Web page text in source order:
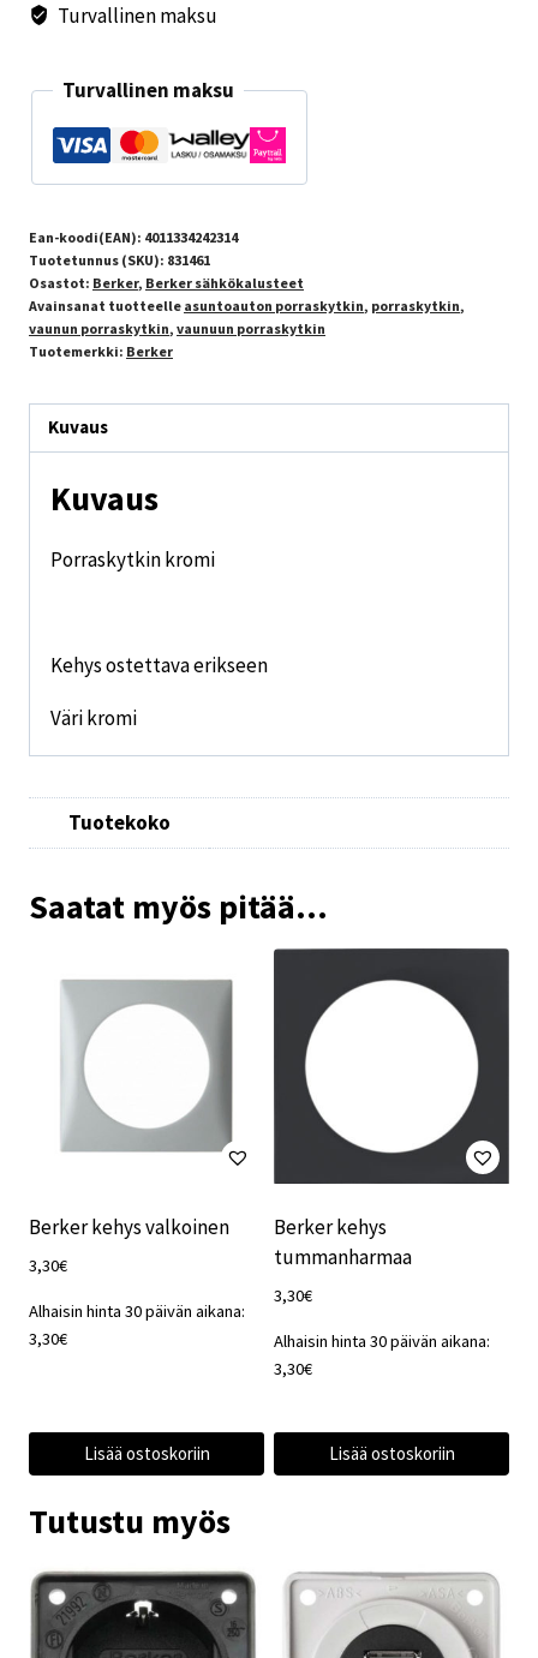
Turvallinen maksu
Turvallinen maksu
Ean-koodi(EAN): 4011334242314
Tuotetunnus (SKU): 831461
Osastot: Berker, Berker sähkökalusteet
Avainsanat tuotteelle asuntoauton porraskytkin, porraskytkin,
vaunun porraskytkin, vaunuun porraskytkin
Tuotemerkki: Berker
Kuvaus
Kuvaus
Porraskytkin kromi
Kehys ostettava erikseen
Väri kromi
Tuotekoko
Saatat myös pitää...
Berker kehys valkoinen
3,30€
Alhaisin hinta 30 päivän aikana:
3,30€
Lisää ostoskoriin
Berker kehys
tummanharmaa
3,30€
Alhaisin hinta 30 päivän aikana:
3,30€
Lisää ostoskoriin
Tutustu myös